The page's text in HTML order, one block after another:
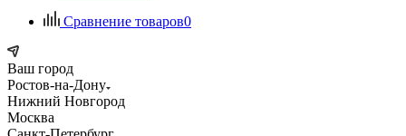
Сравнение товаров0
Ваш город
Ростов-на-Дону
Нижний Новгород
Москва